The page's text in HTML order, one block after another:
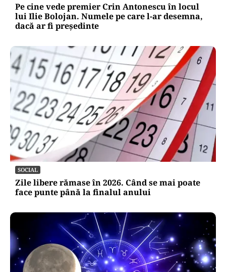
Pe cine vede premier Crin Antonescu în locul
lui Ilie Bolojan. Numele pe care l-ar desemna,
dacă ar fi președinte
SOCIAL
Zile libere rămase în 2026. Când se mai poate
face punte până la finalul anului